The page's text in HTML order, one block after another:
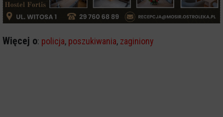
Więcej o: policja, poszukiwania, zaginiony